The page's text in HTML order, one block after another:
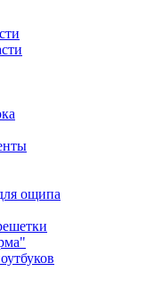
ощипа